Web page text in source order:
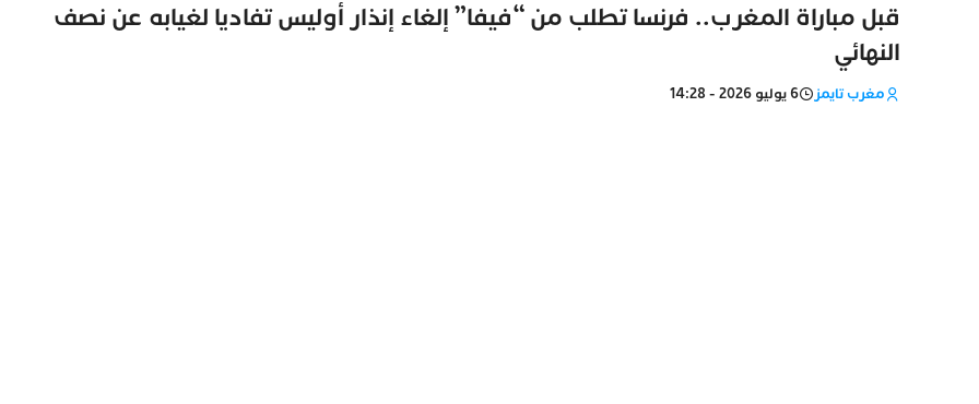
قبل مباراة المغرب.. فرنسا تطلب من “فيفا” إلغاء إنذار أوليس تفاديا لغيابه عن نصف
النهائي
مغرب تايمز 6 يوليو 2026 - 14:28